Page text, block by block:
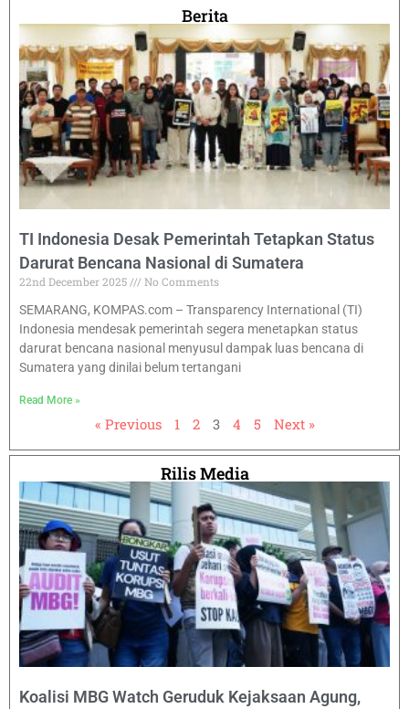
Berita
TI Indonesia Desak Pemerintah Tetapkan Status
Darurat Bencana Nasional di Sumatera
22nd December 2025
No Comments
SEMARANG, KOMPAS.com – Transparency International (TI)
Indonesia mendesak pemerintah segera menetapkan status
darurat bencana nasional menyusul dampak luas bencana di
Sumatera yang dinilai belum tertangani
Read More »
« Previous 1 2 3 4 5 Next »
Rilis Media
Koalisi MBG Watch Geruduk Kejaksaan Agung,